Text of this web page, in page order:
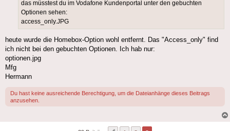
das müsstest du im Vodafone Kundenportal unter den gebuchten
Optionen sehen:
access_only.JPG
heute wurde die Homebox-Option wohl entfernt. Das "Access_only" find
ich nicht bei den gebuchten Optionen. Ich hab nur:
optionen.jpg
Mfg
Hermann
Du hast keine ausreichende Berechtigung, um die Dateianhänge dieses Beitrags
anzusehen.